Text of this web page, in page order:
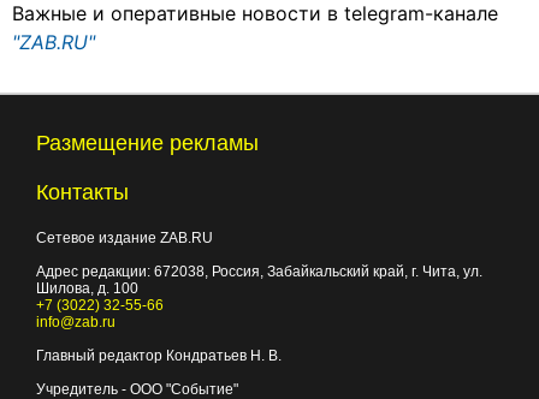
Важные и оперативные новости в telegram-канале
"ZAB.RU"
Размещение рекламы
Контакты
Сетевое издание ZAB.RU
Адрес редакции: 672038, Россия, Забайкальский край, г. Чита, ул.
Шилова, д. 100
+7 (3022) 32-55-66
info@zab.ru
Главный редактор Кондратьев Н. В.
Учредитель - ООО "Событие"